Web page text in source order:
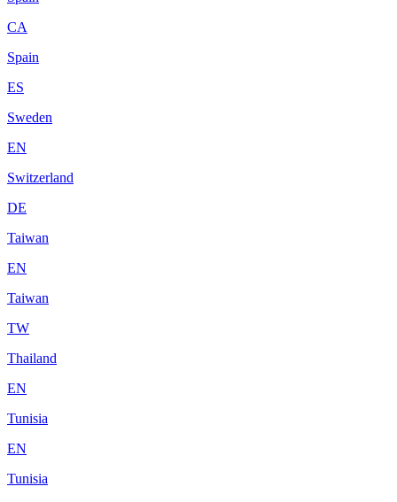
CA
Spain
ES
Sweden
EN
Switzerland
DE
Taiwan
EN
Taiwan
TW
Thailand
EN
Tunisia
EN
Tunisia